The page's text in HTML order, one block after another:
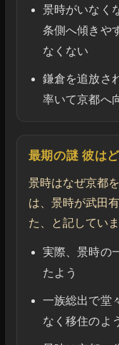
景時がいなく
条側へ傾きや
なくない
鎌倉を追放さ
率いて京都へ
最期の謎 彼は
景時はなぜ京都
は、景時が武田
た、と記していま
実際、景時の
たよう
一族総出で堂
なく移住のよ